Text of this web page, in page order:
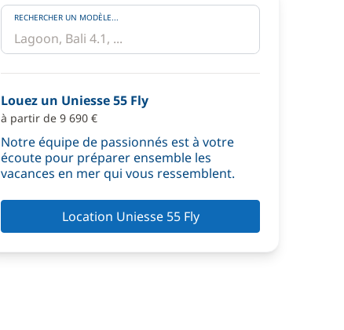
RECHERCHER UN MODÈLE...
Louez un Uniesse 55 Fly
à partir de 9 690 €
Notre équipe de passionnés est à votre
écoute pour préparer ensemble les
vacances en mer qui vous ressemblent.
Location Uniesse 55 Fly